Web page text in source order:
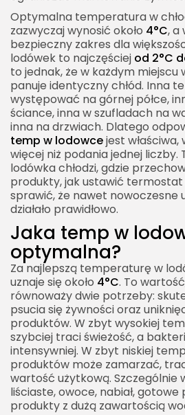
Optymalna temperatura w
zazwyczaj wynosić około 4°C, a
bezpieczny zakres dla
lodówek to najczęściej od 2°C
to jednak, że w każdym
panuje identyczny chłód. Inna
występować na górnej półce,
ściance, inna w szufladach na
inna na drzwiach. Dlatego
temp w lodowcejest
więcej niż podania jednej liczby.
lodówka chłodzi, gdzie
produkty, jak ustawić termostat
sprawić, że nawet nowoczesne
działało prawidłowo.
Jaka temp w
optymalna?
Za najlepszą temperaturę w
uznaje się około 4°C. To
równoważy dwie potrzeby:
psucia się żywności oraz
produktów. W zbyt wysokiej
szybciej traci świeżość, a
intensywniej. W zbyt niskiej
produktów może zamarzać,
wartość użytkową. Szczególnie
liściaste, owoce, nabiał,
produkty z dużą zawartością
Jaka temp w lodowce
Awaria prądu a
Lodówka w zabudowie a
Nowa lodówka i pierwsze
Stara lodówka i problemy z
temperatury
Zapach w lodówce a
Terminy przydatności a
przechowywania
Jaka temp w lodowce dla
Produkty, których nie trzeba
Organizacja lodówki a
Temperatura a marnowanie
Jaka temp w lodowce jest
Praktyczne zasady
temperatury
Jaka temp w lodowce a
bezpieczeństwo domowników